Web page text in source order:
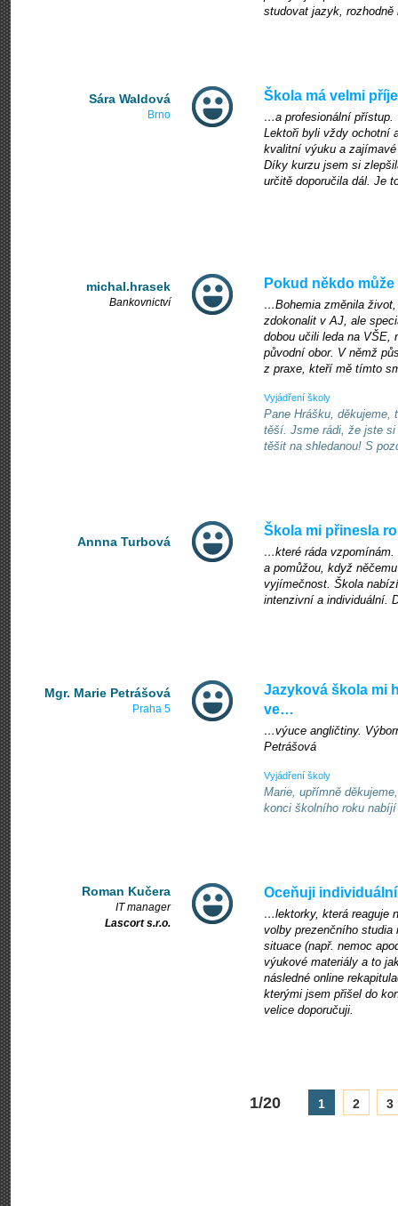
studovat jazyk,
Sára Waldová
Brno
Škola má velmi
…a profesionální přístup.
Lektoři byli vždy ochotní
kvalitní výuku a
Díky kurzu jsem si
určitě doporučila dál. Je
michal.hrasek
Bankovnictví
Pokud někdo
…Bohemia změnila
zdokonalit v AJ, ale
dobou učili leda na VŠE,
původní obor. V němž
z praxe, kteří mě tímto
Vyjádření školy
Pane Hrášku, děkujeme,
těší. Jsme rádi, že jste si
těšit na shledanou! S
Annna Turbová
Škola mi přinesla
…které ráda
a pomůžou, když
vyjímečnost. Škola
intenzivní a individuální.
Mgr. Marie Petrášová
Praha 5
Jazyková škola mi
ve…
…výuce angličtiny.
Petrášová
Vyjádření školy
Marie, upřímně
konci školního roku
Roman Kučera
IT manager
Lascort s.r.o.
Oceňuji
…lektorky, která reaguje
volby prezenčního
situace (např. nemoc
výukové materiály a to
následné online
kterými jsem přišel do
velice doporučuji.
1/20 1 2 3